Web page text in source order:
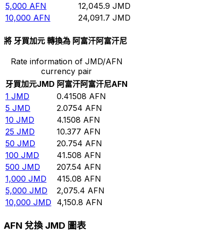
5,000 AFN 12,045.9 JMD
10,000 AFN 24,091.7 JMD
將 牙買加元 轉換為 阿富汗阿富汗尼
Rate information of JMD/AFN
currency pair
牙買加元JMD 阿富汗阿富汗尼AFN
1 JMD 0.41508 AFN
5 JMD 2.0754 AFN
10 JMD 4.1508 AFN
25 JMD 10.377 AFN
50 JMD 20.754 AFN
100 JMD 41.508 AFN
500 JMD 207.54 AFN
1,000 JMD 415.08 AFN
5,000 JMD 2,075.4 AFN
10,000 JMD 4,150.8 AFN
AFN 兌換 JMD 圖表